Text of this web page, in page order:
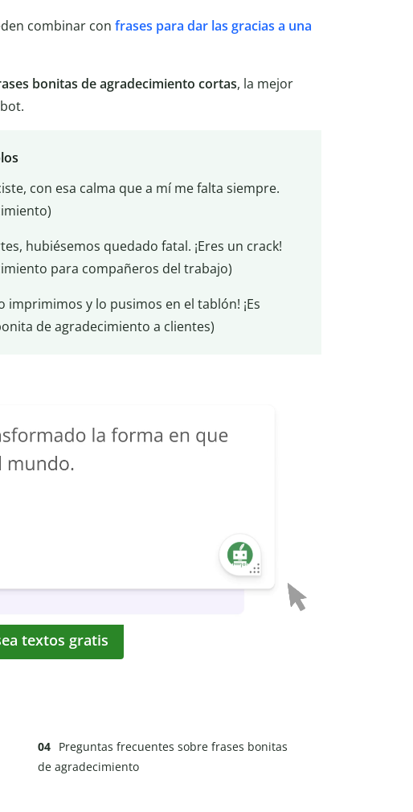
combinar con frases para dar las gracias a una
bonitas de agradecimiento cortas, la mejor
con esa calma que a mí me falta siempre.
hubiésemos quedado fatal. ¡Eres un crack!
para compañeros del trabajo)
imprimimos y lo pusimos en el tablón! ¡Es
de agradecimiento a clientes)
textos gratis
Preguntas frecuentes sobre frases bonitas
de agradecimiento